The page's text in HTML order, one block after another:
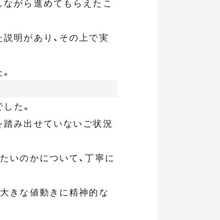
明があり、その上で実
た。
み出せていないご状況
いのかについて、丁寧に
きな値動きに精神的な